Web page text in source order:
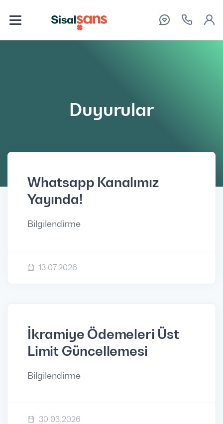
Duyurular
Whatsapp Kanalımız
Yayında!
Bilgilendirme
13.07.2026
İkramiye Ödemeleri Üst
Limit Güncellemesi
Bilgilendirme
30.03.2026